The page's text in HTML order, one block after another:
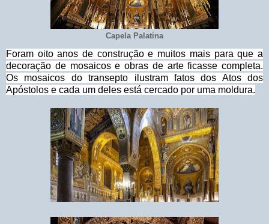
Capela Palatina
Foram oito anos de construção e muitos mais para que a
decoração de mosaicos e obras de arte ficasse completa.
Os mosaicos do transepto ilustram fatos dos Atos dos
Apóstolos e cada um deles está cercado por uma moldura.